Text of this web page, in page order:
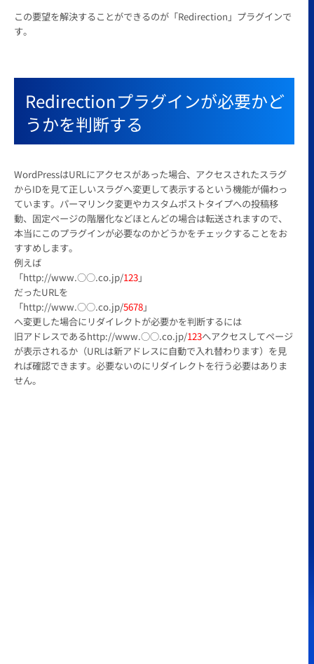
この要望を解決することができるのが「Redirection」プラグインで
す。
Redirectionプラグインが必要かど
うかを判断する
WordPressはURLにアクセスがあった場合、アクセスされたスラグ
からIDを見て正しいスラグへ変更して表示するという機能が備わっ
ています。パーマリンク変更やカスタムポストタイプへの投稿移
動、固定ページの階層化などほとんどの場合は転送されますので、
本当にこのプラグインが必要なのかどうかをチェックすることをお
すすめします。
例えば
「http://www.○○.co.jp/123」
だったURLを
「http://www.○○.co.jp/5678」
へ変更した場合にリダイレクトが必要かを判断するには
旧アドレスであるhttp://www.○○.co.jp/123へアクセスしてページ
が表示されるか（URLは新アドレスに自動で入れ替わります）を見
れば確認できます。必要ないのにリダイレクトを行う必要はありま
せん。